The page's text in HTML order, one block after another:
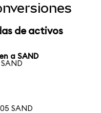
de activos
a SAND
SAND